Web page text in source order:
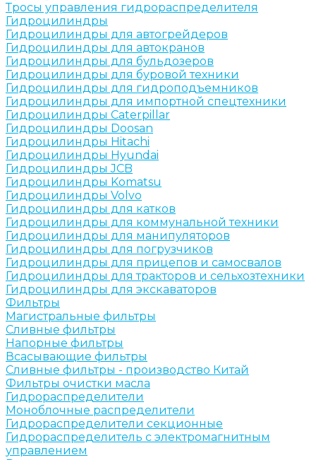
Тросы управления гидрораспределителя
Гидроцилиндры
Гидроцилиндры для автогрейдеров
Гидроцилиндры для автокранов
Гидроцилиндры для бульдозеров
Гидроцилиндры для буровой техники
Гидроцилиндры для гидроподъемников
Гидроцилиндры для импортной спецтехники
Гидроцилиндры Caterpillar
Гидроцилиндры Doosan
Гидроцилиндры Hitachi
Гидроцилиндры Hyundai
Гидроцилиндры JCB
Гидроцилиндры Komatsu
Гидроцилиндры Volvo
Гидроцилиндры для катков
Гидроцилиндры для коммунальной техники
Гидроцилиндры для манипуляторов
Гидроцилиндры для погрузчиков
Гидроцилиндры для прицепов и самосвалов
Гидроцилиндры для тракторов и сельхозтехники
Гидроцилиндры для экскаваторов
Фильтры
Магистральные фильтры
Сливные фильтры
Напорные фильтры
Всасывающие фильтры
Сливные фильтры - производство Китай
Фильтры очистки масла
Гидрораспределители
Моноблочные распределители
Гидрораспределители секционные
Гидрораспределитель с электромагнитным
управлением